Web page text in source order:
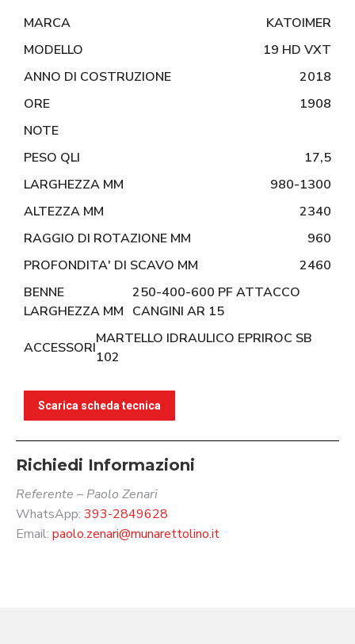
MARCA
KATOIMER
MODELLO
19 HD VXT
ANNO DI COSTRUZIONE
2018
ORE
1908
NOTE
PESO QLI
17,5
LARGHEZZA MM
980-1300
ALTEZZA MM
2340
RAGGIO DI ROTAZIONE MM
960
PROFONDITA' DI SCAVO MM
2460
BENNE
LARGHEZZA MM
250-400-600 PF ATTACCO
CANGINI AR 15
ACCESSORI
MARTELLO IDRAULICO EPRIROC SB
102
Scarica scheda tecnica
Richiedi Informazioni
Referente – Paolo Zenari
WhatsApp: 393-2849628
Email: paolo.zenari@munarettolino.it